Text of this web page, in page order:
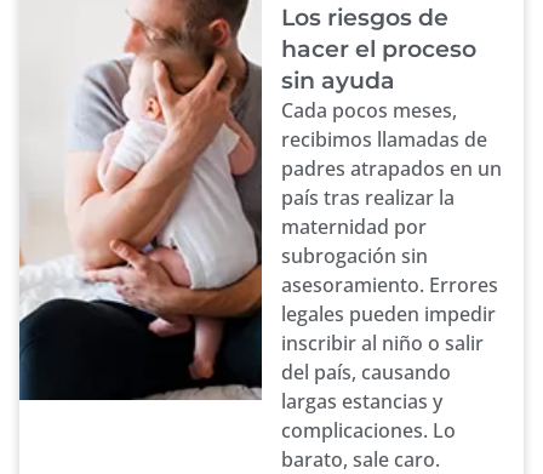
Los riesgos de
hacer el proceso
sin ayuda
Cada pocos meses,
recibimos llamadas de
padres atrapados en un
país tras realizar la
maternidad por
subrogación sin
asesoramiento. Errores
legales pueden impedir
inscribir al niño o salir
del país, causando
largas estancias y
complicaciones. Lo
barato, sale caro.